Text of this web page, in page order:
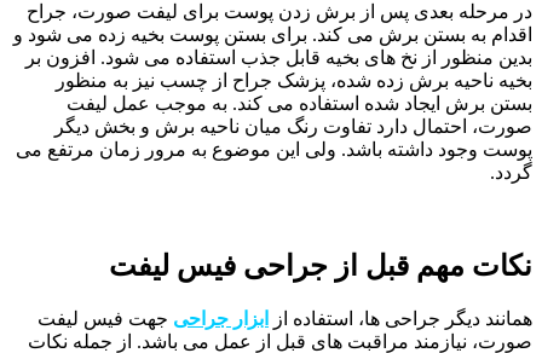
در مرحله بعدی پس از برش زدن پوست برای لیفت صورت، جراح
اقدام به بستن برش می کند. برای بستن پوست بخیه زده می شود و
بدین منظور از نخ های بخیه قابل جذب استفاده می شود. افزون بر
بخیه ناحیه برش زده شده، پزشک جراح از چسب نیز به منظور
بستن برش ایجاد شده استفاده می کند. به موجب عمل لیفت
صورت، احتمال دارد تفاوت رنگ میان ناحیه برش و بخش دیگر
پوست وجود داشته باشد. ولی این موضوع به مرور زمان مرتفع می
گردد.
نکات مهم قبل از جراحی فیس لیفت
همانند دیگر جراحی ها، استفاده از ابزار جراحی جهت فیس لیفت
صورت، نیازمند مراقبت های قبل از عمل می باشد. از جمله نکات